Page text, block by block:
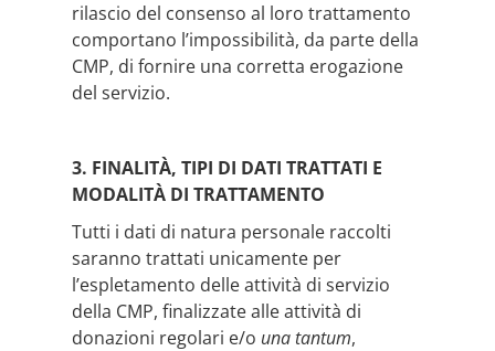
rilascio del consenso al loro trattamento
comportano l’impossibilità, da parte della
CMP, di fornire una corretta erogazione
del servizio.
3. FINALITÀ, TIPI DI DATI TRATTATI E
MODALITÀ DI TRATTAMENTO
Tutti i dati di natura personale raccolti
saranno trattati unicamente per
l’espletamento delle attività di servizio
della CMP, finalizzate alle attività di
donazioni regolari e/o una tantum,